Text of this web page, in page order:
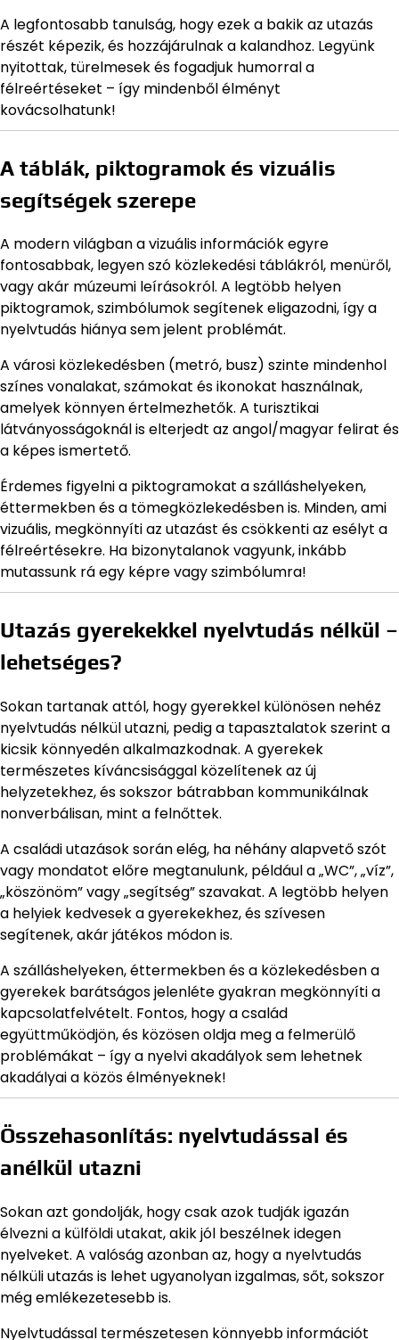
A legfontosabb tanulság, hogy ezek a bakik az utazás
részét képezik, és hozzájárulnak a kalandhoz. Legyünk
nyitottak, türelmesek és fogadjuk humorral a
félreértéseket – így mindenből élményt
kovácsolhatunk!
A táblák, piktogramok és vizuális
segítségek szerepe
A modern világban a vizuális információk egyre
fontosabbak, legyen szó közlekedési táblákról, menüről,
vagy akár múzeumi leírásokról. A legtöbb helyen
piktogramok, szimbólumok segítenek eligazodni, így a
nyelvtudás hiánya sem jelent problémát.
A városi közlekedésben (metró, busz) szinte mindenhol
színes vonalakat, számokat és ikonokat használnak,
amelyek könnyen értelmezhetők. A turisztikai
látványosságoknál is elterjedt az angol/magyar felirat és
a képes ismertető.
Érdemes figyelni a piktogramokat a szálláshelyeken,
éttermekben és a tömegközlekedésben is. Minden, ami
vizuális, megkönnyíti az utazást és csökkenti az esélyt a
félreértésekre. Ha bizonytalanok vagyunk, inkább
mutassunk rá egy képre vagy szimbólumra!
Utazás gyerekekkel nyelvtudás nélkül –
lehetséges?
Sokan tartanak attól, hogy gyerekkel különösen nehéz
nyelvtudás nélkül utazni, pedig a tapasztalatok szerint a
kicsik könnyedén alkalmazkodnak. A gyerekek
természetes kíváncsisággal közelítenek az új
helyzetekhez, és sokszor bátrabban kommunikálnak
nonverbálisan, mint a felnőttek.
A családi utazások során elég, ha néhány alapvető szót
vagy mondatot előre megtanulunk, például a „WC”, „víz”,
„köszönöm” vagy „segítség” szavakat. A legtöbb helyen
a helyiek kedvesek a gyerekekhez, és szívesen
segítenek, akár játékos módon is.
A szálláshelyeken, éttermekben és a közlekedésben a
gyerekek barátságos jelenléte gyakran megkönnyíti a
kapcsolatfelvételt. Fontos, hogy a család
együttműködjön, és közösen oldja meg a felmerülő
problémákat – így a nyelvi akadályok sem lehetnek
akadályai a közös élményeknek!
Összehasonlítás: nyelvtudással és
anélkül utazni
Sokan azt gondolják, hogy csak azok tudják igazán
élvezni a külföldi utakat, akik jól beszélnek idegen
nyelveket. A valóság azonban az, hogy a nyelvtudás
nélküli utazás is lehet ugyanolyan izgalmas, sőt, sokszor
még emlékezetesebb is.
Nyelvtudással természetesen könnyebb információt